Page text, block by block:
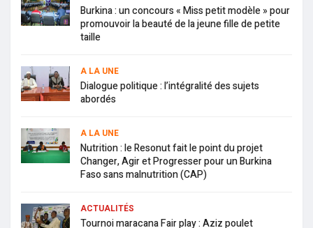
Burkina : un concours « Miss petit modèle » pour
promouvoir la beauté de la jeune fille de petite
taille
A LA UNE
Dialogue politique : l’intégralité des sujets
abordés
A LA UNE
Nutrition : le Resonut fait le point du projet
Changer, Agir et Progresser pour un Burkina
Faso sans malnutrition (CAP)
ACTUALITÉS
Tournoi maracana Fair play : Aziz poulet